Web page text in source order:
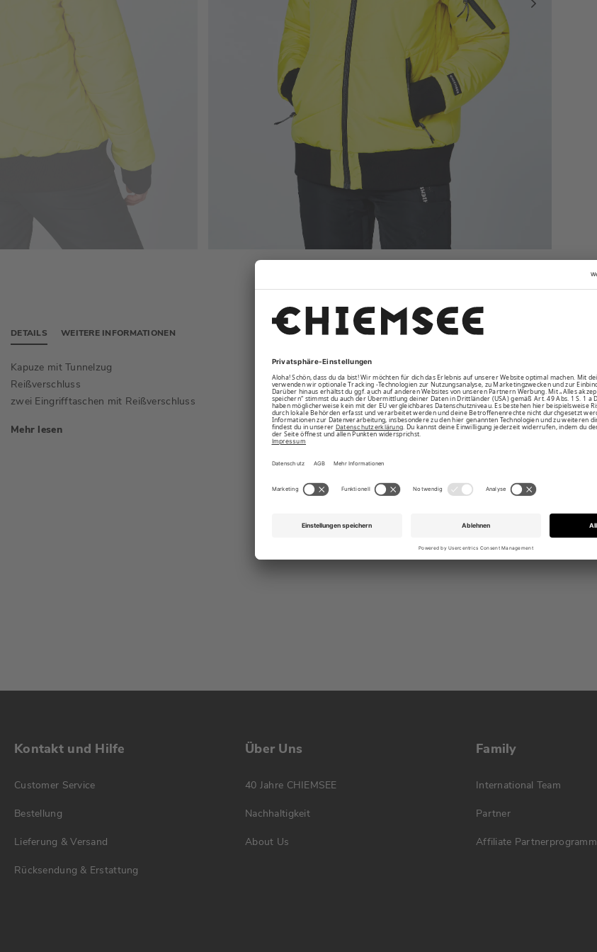
DETAILS
Kapuze mit Tunnelzug
Reißverschluss
zwei Eingrifftaschen mit Reißverschluss
Skipasstasche am linken Oberarm
Ärmelende mit elastischem Bund und Daumenloch
Mehr lesen
WEITERE INFORMATIONEN
Kontakt und Hilfe
Customer Service
Bestellung
Lieferung & Versand
Rücksendung & Erstattung
Über Uns
40 Jahre CHIEMSEE
Nachhaltigkeit
About Us
Family
International Team
Partner
Affiliate Partnerprogramm